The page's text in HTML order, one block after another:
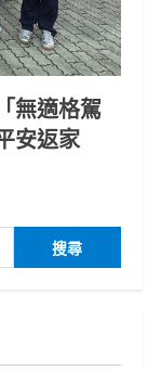
無適格駕
安返家